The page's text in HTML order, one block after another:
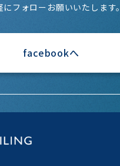
にフォローお願いいたします。
facebookへ